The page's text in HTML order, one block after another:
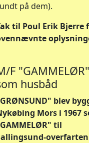
på dem).
til Poul Erik Bjerre
F "GAMMELØR"
husbåd
blev
Mors i 1967
til